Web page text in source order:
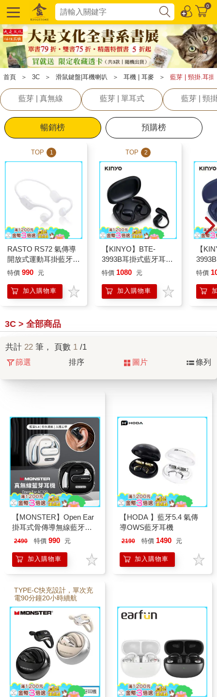
0
首頁 ＞ 3C ＞ 滑鼠鍵盤|耳機喇叭 ＞ 耳機 | 耳麥 ＞ 藍芽 | 頸掛.耳掛
藍芽 | 真無線 藍芽 | 單耳式 藍芽 | 頸
暢銷榜 預購榜
TOP 1
RASTO RS72 氣傳導
開放式運動耳掛藍牙耳
機
特價 990 元
加入購物車
TOP 2
【KINYO】BTE-
3993B耳掛式藍牙耳
機-黑
特價 1080 元
加入購物車
【
機-藍
特價
3C > 全部商品
共計 22 筆， 頁數 1 /1
篩選 排序 圖片 條列
【MONSTER】Open Ear
掛耳式骨傳導無線藍牙耳
機 AC320
2490 特價 990 元
加入購物車
【HODA 】藍牙5.4 氣傳
導OWS藍牙耳機
2190 特價 1490 元
加入購物車
TYPE-C快充設計，單次充
電90分鐘20小時續航